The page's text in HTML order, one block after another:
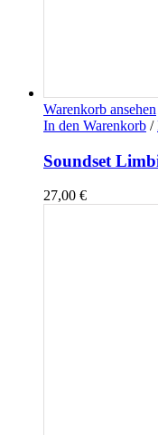
Warenkorb ansehen
In den Warenkorb /
Soundset
27,00 €